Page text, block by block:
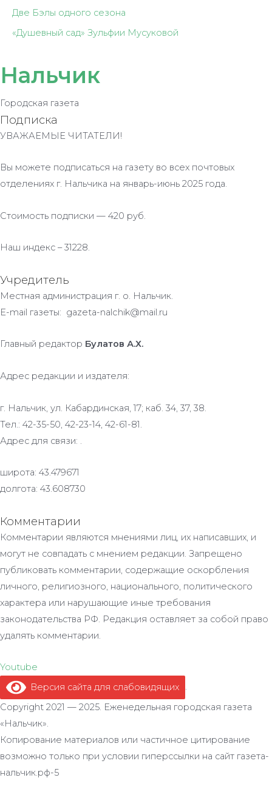
Две Бэлы одного сезона
«Душевный сад» Зульфии Мусуковой
Нальчик
Городская газета
Подписка
УВАЖАЕМЫЕ ЧИТАТЕЛИ!
Вы можете подписаться на газету во всех почтовых
отделениях г. Нальчика на январь-июнь 2025 года.
Стоимость подписки — 420 руб.
Наш индекс – 31228.
Учредитель
Местная администрация г. о. Нальчик.
E-mail газеты: gazeta-nalchik@mail.ru
Главный редактор Булатов А.Х.
Адрес редакции и издателя:
г. Нальчик, ул. Кабардинская, 17; каб. 34, 37, 38.
Тел.: 42-35-50, 42-23-14, 42-61-81.
Адрес для связи: .
широта: 43.479671
долгота: 43.608730
Комментарии
Комментарии являются мнениями лиц, их написавших, и
могут не совпадать с мнением редакции. Запрещено
публиковать комментарии, содержащие оскорбления
личного, религиозного, национального, политического
характера или нарушающие иные требования
законодательства РФ. Редакция оставляет за собой право
удалять комментарии.
Youtube
Версия сайта для слабовидящих
.
Copyright 2021 — 2025. Еженедельная городская газета
«Нальчик».
Копирование материалов или частичное цитирование
возможно только при условии гиперссылки на сайт газета-
нальчик.рф-5